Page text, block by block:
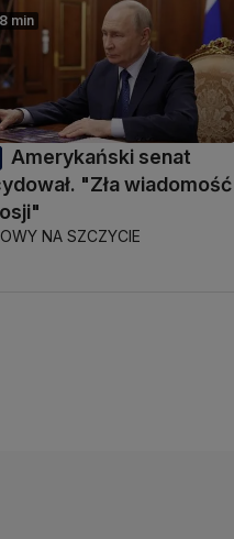
min
Amerykański senat
"Zła wiadomość
NA SZCZYCIE